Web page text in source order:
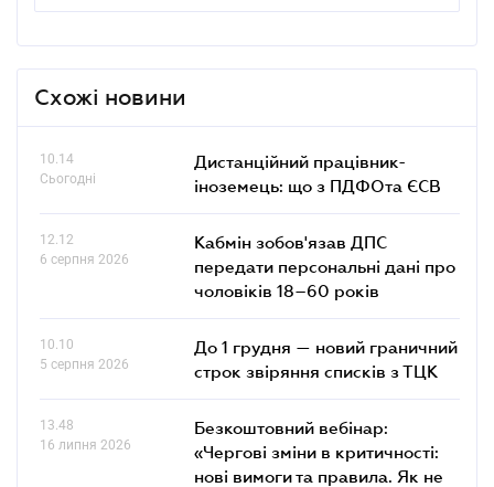
Схожі новини
10.14
Сьогодні
Дистанційний працівник-
іноземець: що з ПДФОта ЄСВ
12.12
6 серпня 2026
Кабмін зобов'язав ДПС
передати персональні дані про
чоловіків 18–60 років
10.10
5 серпня 2026
До 1 грудня — новий граничний
строк звіряння списків з ТЦК
13.48
16 липня 2026
Безкоштовний вебінар:
«Чергові зміни в критичності:
нові вимоги та правила. Як не